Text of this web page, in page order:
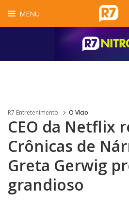
MENU
R7 Entretenimento O Vício
CEO da Netflix
Crônicas de
Greta Gerwig
grandioso